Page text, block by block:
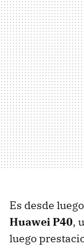
Es desde
Huawei P40,
luego